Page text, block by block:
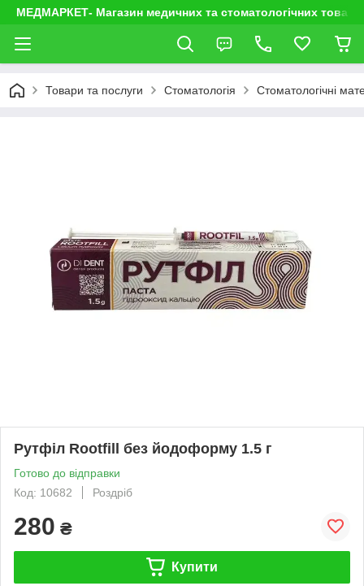
МЕДМАРКЕТ- Магазин медичних та стоматологічних
Товари та послуги Стоматологія Стоматологічні
Рутфіл Rootfill без йодоформу 1.5 г
Готово до відправки
Код: 10682
Роздріб
280 ₴
Купити